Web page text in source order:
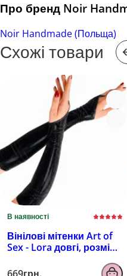
Про бренд Noir
Noir Handmade (Польща)
Схожі товари
В наявності
Вінілові мітенки Art of
Sex - Lora довгі, розмір
ефектом мокрого